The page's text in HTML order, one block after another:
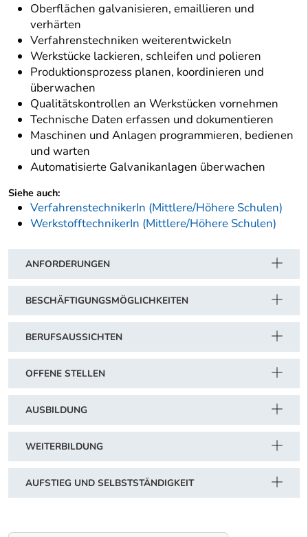
Oberflächen galvanisieren, emaillieren und
verhärten
Verfahrenstechniken weiterentwickeln
Werkstücke lackieren, schleifen und polieren
Produktionsprozess planen, koordinieren und
überwachen
Qualitätskontrollen an Werkstücken vornehmen
Technische Daten erfassen und dokumentieren
Maschinen und Anlagen programmieren, bedienen
und warten
Automatisierte Galvanikanlagen überwachen
Siehe auch:
VerfahrenstechnikerIn (Mittlere/Höhere Schulen)
WerkstofftechnikerIn (Mittlere/Höhere Schulen)
ANFORDERUNGEN
BESCHÄFTIGUNGSMÖGLICHKEITEN
BERUFSAUSSICHTEN
OFFENE STELLEN
AUSBILDUNG
WEITERBILDUNG
AUFSTIEG UND SELBSTSTÄNDIGKEIT